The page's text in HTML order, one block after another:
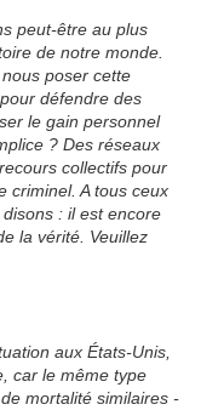
peut-être au plus
de notre monde.
poser cette
défendre des
le gain personnel
? Des réseaux
collectifs pour
criminel. A tous ceux
: il est encore
la vérité. Veuillez
aux États-Unis,
car le même type
mortalité similaires -